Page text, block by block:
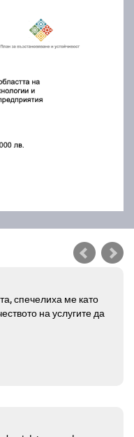
спечелиха ме като
на услугите да